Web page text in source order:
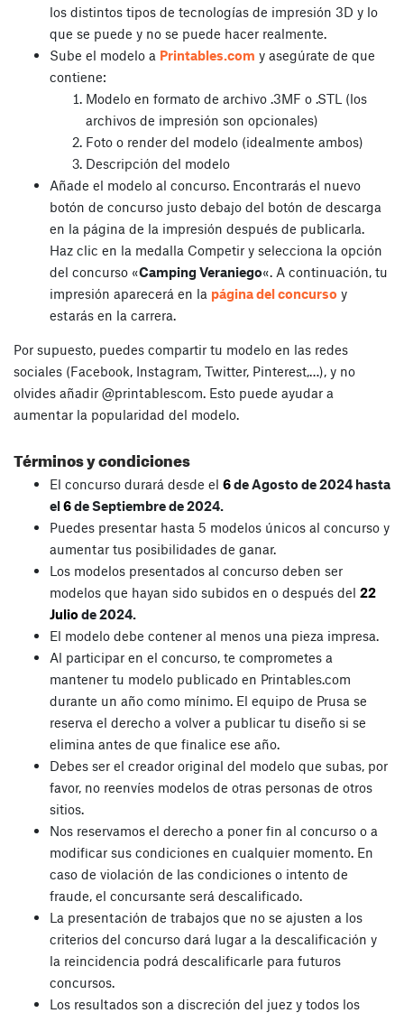
los distintos tipos de tecnologías de impresión 3D y lo
que se puede y no se puede hacer realmente.
Sube el modelo a Printables.com y asegúrate de que
contiene:
Modelo en formato de archivo .3MF o .STL (los
archivos de impresión son opcionales)
Foto o render del modelo (idealmente ambos)
Descripción del modelo
Añade el modelo al concurso. Encontrarás el nuevo
botón de concurso justo debajo del botón de descarga
en la página de la impresión después de publicarla.
Haz clic en la medalla Competir y selecciona la opción
del concurso «Camping Veraniego«. A continuación, tu
impresión aparecerá en la página del concurso y
estarás en la carrera.
Por supuesto, puedes compartir tu modelo en las redes
sociales (Facebook, Instagram, Twitter, Pinterest,…), y no
olvides añadir @printablescom. Esto puede ayudar a
aumentar la popularidad del modelo.
Términos y condiciones
El concurso durará desde el 6de Agosto de 2024 hasta
el6de Septiembre de 2024.
Puedes presentar hasta 5 modelos únicos al concurso y
aumentar tus posibilidades de ganar.
Los modelos presentados al concurso deben ser
modelos que hayan sido subidos en o después del 22
Juliode 2024.
El modelo debe contener al menos una pieza impresa.
Al participar en el concurso, te comprometes a
mantener tu modelo publicado en Printables.com
durante un año como mínimo. El equipo de Prusa se
reserva el derecho a volver a publicar tu diseño si se
elimina antes de que finalice ese año.
Debes ser el creador original del modelo que subas, por
favor, no reenvíes modelos de otras personas de otros
sitios.
Nos reservamos el derecho a poner fin al concurso o a
modificar sus condiciones en cualquier momento. En
caso de violación de las condiciones o intento de
fraude, el concursante será descalificado.
La presentación de trabajos que no se ajusten a los
criterios del concurso dará lugar a la descalificación y
la reincidencia podrá descalificarle para futuros
concursos.
Los resultados son a discreción del juez y todos los